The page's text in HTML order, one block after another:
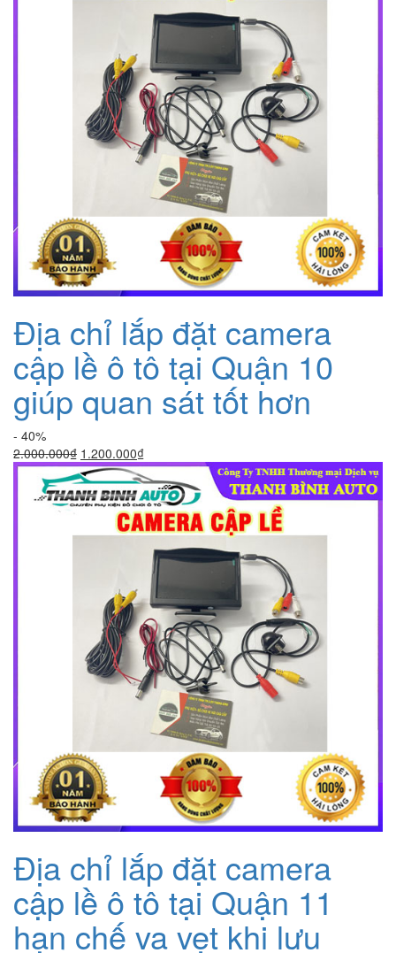
Địa chỉ lắp đặt camera
cập lề ô tô tại Quận 10
giúp quan sát tốt hơn
- 40%
2.000.000₫ Giá
gốc
là:
2.000.000₫.
1.200.000₫Giá
hiện
tại
là:
1.200.000₫.
Địa chỉ lắp đặt camera
cập lề ô tô tại Quận 11
hạn chế va vẹt khi lưu